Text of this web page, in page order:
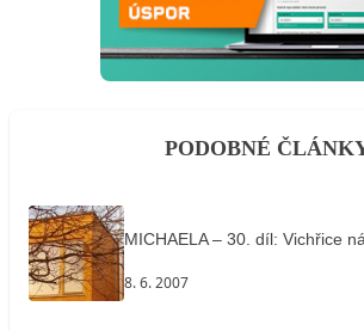
PODOBNÉ
MICHAELA – 30. díl: Vichřice
8. 6. 2007